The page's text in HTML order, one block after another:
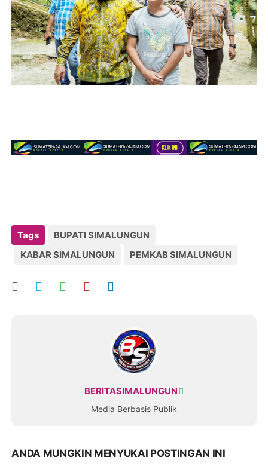
Tags
BUPATI SIMALUNGUN
KABAR SIMALUNGUN
PEMKAB SIMALUNGUN
BERITASIMALUNGUN
Media Berbasis Publik
ANDA MUNGKIN MENYUKAI POSTINGAN INI